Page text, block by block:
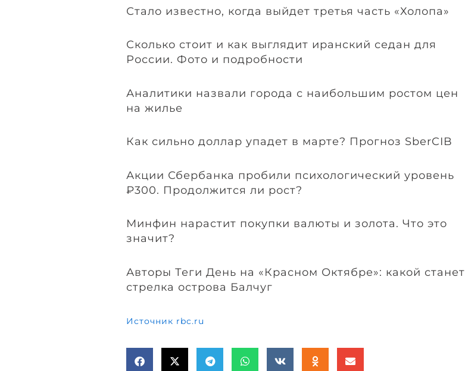
Стало известно, когда выйдет третья часть «Холопа»
Сколько стоит и как выглядит иранский седан для
России. Фото и подробности
Аналитики назвали города с наибольшим ростом цен
на жилье
Как сильно доллар упадет в марте? Прогноз SberCIB
Акции Сбербанка пробили психологический уровень
₽300. Продолжится ли рост?
Минфин нарастит покупки валюты и золота. Что это
значит?
Авторы Теги День на «Красном Октябре»: какой станет
стрелка острова Балчуг
Источник rbc.ru